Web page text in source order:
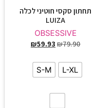
תחתון סקסי חוטיני לכלה
LUIZA
OBSESSIVE
₪79.90
₪59.93
L-XL
S-M